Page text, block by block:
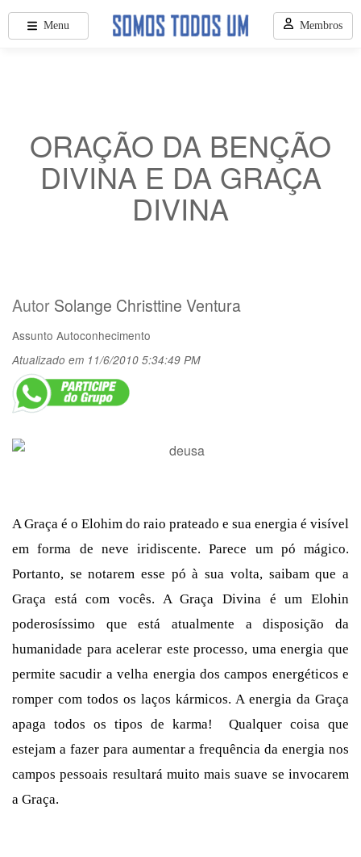
ORAÇÃO DA BENÇÃO
DIVINA E DA GRAÇA
DIVINA
Autor Solange Christtine Ventura
Assunto Autoconhecimento
Atualizado em 11/6/2010 5:34:49 PM
A Graça é o Elohim do raio prateado e sua energia é visível
em forma de neve iridiscente. Parece um pó mágico.
Portanto, se notarem esse pó à sua volta, saibam que a
Graça está com vocês. A Graça Divina é um Elohin
poderosíssimo que está atualmente a disposição da
humanidade para acelerar este processo, uma energia que
permite sacudir a velha energia dos campos energéticos e
romper com todos os laços kármicos. A energia da Graça
apaga todos os tipos de karma! Qualquer coisa que
estejam a fazer para aumentar a frequência da energia nos
campos pessoais resultará muito mais suave se invocarem
a Graça.
Menu Membros